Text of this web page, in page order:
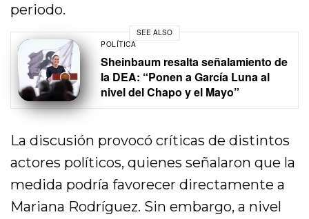
periodo.
SEE ALSO
POLÍTICA
Sheinbaum resalta señalamiento de
la DEA: “Ponen a García Luna al
nivel del Chapo y el Mayo”
La discusión provocó críticas de distintos
actores políticos, quienes señalaron que la
medida podría favorecer directamente a
Mariana Rodríguez. Sin embargo, a nivel